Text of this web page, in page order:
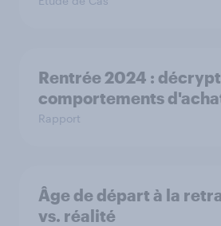
Rentrée 2024 :
comportements
Rapport
Âge de départ à la
vs. réalité